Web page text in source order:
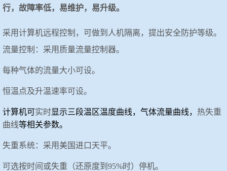
行，故障率低，易维护，易升级。
采用计算机远程控制，可做到人机隔离，提出安全防护等级。
流量控制：采用质量流量控制器。
每种气体的流量大小可设。
恒温点及升温速率可设。
计算机可实时显示三段温区温度曲线，气体流量曲线， 热失重
曲线等相关参数。
失重系统：采用美国进口天平。
可选按时间或失重（还原度到 95%时）停机。